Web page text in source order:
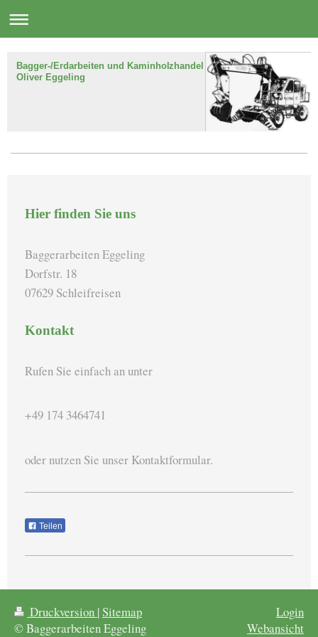
Bagger-/Erdarbeiten und Kaminholzhandel
Oliver Eggeling
Hier finden Sie uns
Baggerarbeiten Eggeling
Dorfstr. 18
07629 Schleifreisen
Kontakt
Rufen Sie einfach an unter
+49 174 3464741
oder nutzen Sie unser Kontaktformular.
Teilen
Druckversion |Sitemap
© Baggerarbeiten Eggeling
Login
Webansicht